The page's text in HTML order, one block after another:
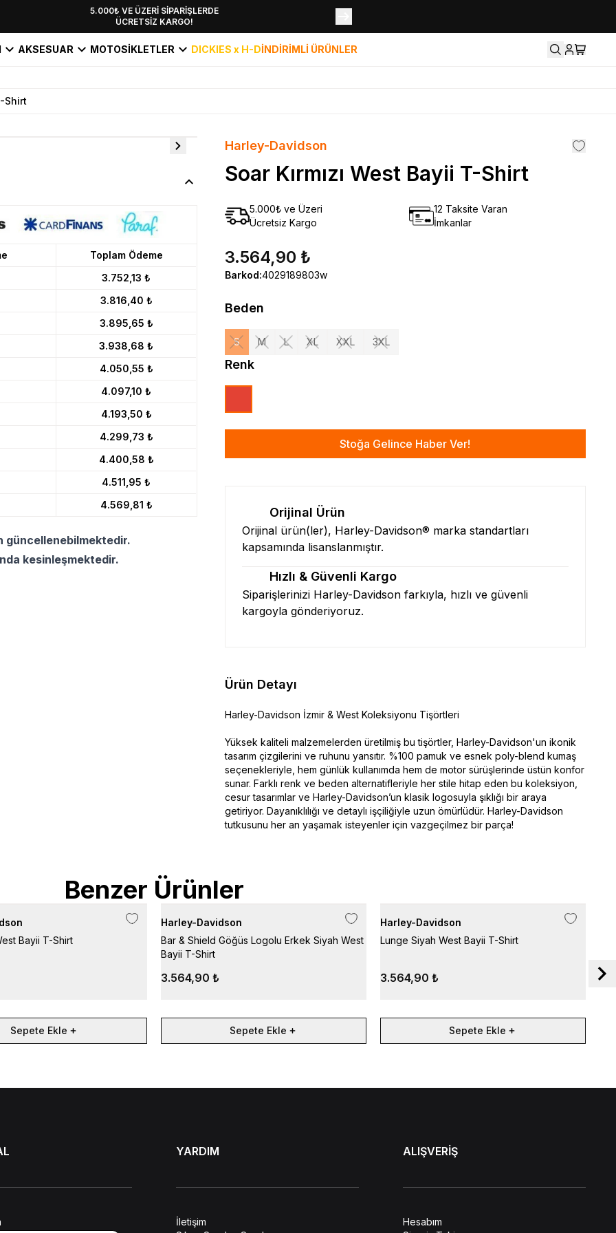
5.000₺ VE ÜZERİ SİPARİŞLERDE
ÜCRETSİZ KARGO!
YENİ SEZON KOLEKSİYONU EKLENDİ,
HEMEN KEŞFET!
AKSESUAR MOTOSİKLETLER DICKIES x H-DİNDİRİMLİ ÜRÜNLER
Shirt
Toplam Ödeme
3.752,13 ₺
3.816,40 ₺
3.895,65 ₺
3.938,68 ₺
4.050,55 ₺
4.097,10 ₺
4.193,50 ₺
4.299,73 ₺
4.400,58 ₺
4.511,95 ₺
4.569,81 ₺
güncellenebilmektedir.
kesinleşmektedir.
Harley-Davidson
Soar Kırmızı West Bayii T-Shirt
5.000₺ ve Üzeri
Ücretsiz Kargo
12 Taksite Varan
İmkanlar
3.564,90 ₺
Barkod:4029189803w
Beden
S M L XL XXL 3XL
Renk
Stoğa Gelince Haber Ver!
Orijinal Ürün
Orijinal ürün(ler), Harley-Davidson® marka standartları
kapsamında lisanslanmıştır.
Hızlı & Güvenli Kargo
Siparişlerinizi Harley-Davidson farkıyla, hızlı ve güvenli
kargoyla gönderiyoruz.
Ürün Detayı
Harley-Davidson İzmir & West Koleksiyonu Tişörtleri
Yüksek kaliteli malzemelerden üretilmiş bu tişörtler, Harley-Davidson'un ikonik
tasarım çizgilerini ve ruhunu yansıtır. %100 pamuk ve esnek poly-blend kumaş
seçenekleriyle, hem günlük kullanımda hem de motor sürüşlerinde üstün konfor
sunar. Farklı renk ve beden alternatifleriyle her stile hitap eden bu koleksiyon,
cesur tasarımlar ve Harley-Davidson’un klasik logosuyla şıklığı bir araya
getiriyor. Dayanıklılığı ve detaylı işçiliğiyle uzun ömürlüdür. Harley-Davidson
tutkusunu her an yaşamak isteyenler için vazgeçilmez bir parça!
Benzer Ürünler
Bayii T-Shirt
Sepete Ekle
Harley-Davidson
Bar & Shield Göğüs Logolu Erkek Siyah West
Bayii T-Shirt
3.564,90 ₺
Sepete Ekle
Harley-Davidson
Lunge Siyah West Bayii T-Shirt
3.564,90 ₺
Sepete Ekle
YARDIM
İletişim
ALIŞVERİŞ
Hesabım